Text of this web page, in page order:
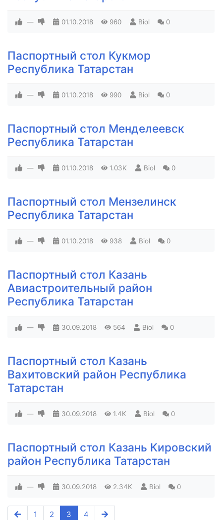
— 01.10.2018 960 Biol 0
Паспортный стол Кукмор
Республика Татарстан
— 01.10.2018 990 Biol 0
Паспортный стол Менделеевск
Республика Татарстан
— 01.10.2018 1.03K Biol 0
Паспортный стол Мензелинск
Республика Татарстан
— 01.10.2018 938 Biol 0
Паспортный стол Казань
Авиастроительный район
Республика Татарстан
— 30.09.2018 564 Biol 0
Паспортный стол Казань
Вахитовский район Республика
Татарстан
— 30.09.2018 1.4K Biol 0
Паспортный стол Казань Кировский
район Республика Татарстан
— 30.09.2018 2.34K Biol 0
1 2 3 4